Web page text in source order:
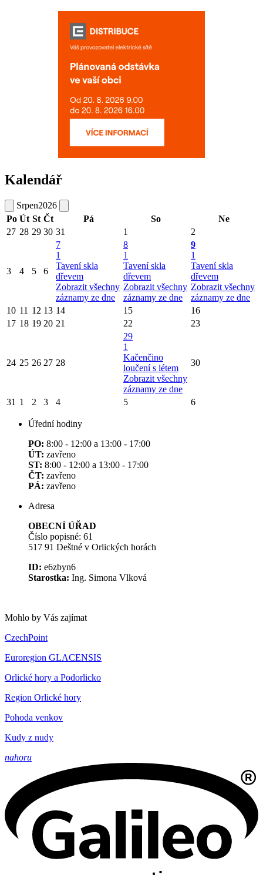
Kalendář
Srpen2026
Po Út St Čt Pá So
Ne
27 28 29 30 31 1 2
3 4 5 6
7
1
Tavení skla
dřevem
Zobrazit všechny
záznamy ze dne
8
1
Tavení skla
dřevem
Zobrazit všechny
záznamy ze dne
9
1
Tavení skla
dřevem
Zobrazit všechny
záznamy ze dne
10 11 12 13 14 15
16
17 18 19 20 21 22 23
24 25 26 27 28
29
1
Kačenčino
loučení s létem
Zobrazit všechny
záznamy ze dne
30
31 1 2 3 4 5 6
Úřední hodiny
PO: 8:00 - 12:00 a 13:00 - 17:00
ÚT: zavřeno
ST: 8:00 - 12:00 a 13:00 - 17:00
ČT: zavřeno
PÁ: zavřeno
Adresa
OBECNÍ ÚŘAD
Číslo popisné: 61
517 91 Deštné v Orlických horách
ID: e6zbyn6
Starostka: Ing. Simona Vlková
Mohlo by Vás zajímat
CzechPoint
Euroregion GLACENSIS
Orlické hory a Podorlicko
Region Orlické hory
Pohoda venkov
Kudy z nudy
nahoru